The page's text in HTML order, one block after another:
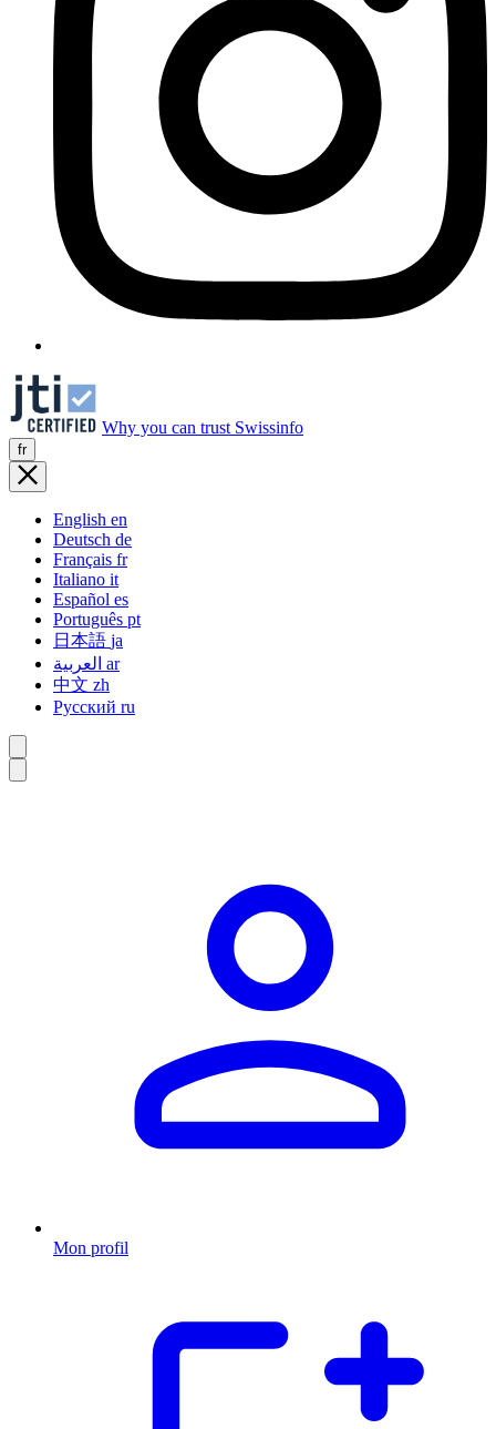
Why you can trust Swissinfo
fr
English en
Deutsch de
Français fr
Italiano it
Español es
Português pt
日本語 ja
ar
中文 zh
Русский ru
Mon profil